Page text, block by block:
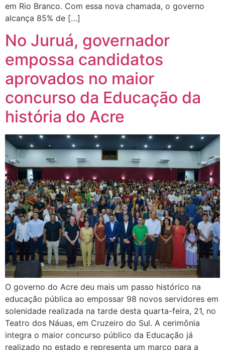
em Rio Branco. Com essa nova chamada, o governo
alcança 85% de […]
No Juruá, governador
empossa candidatos
aprovados no maior
concurso da Educação da
história do Acre
O governo do Acre deu mais um passo histórico na
educação pública ao empossar 98 novos servidores em
solenidade realizada na tarde desta quarta-feira, 21, no
Teatro dos Náuas, em Cruzeiro do Sul. A cerimônia
integra o maior concurso público da Educação já
realizado no estado e representa um marco para a